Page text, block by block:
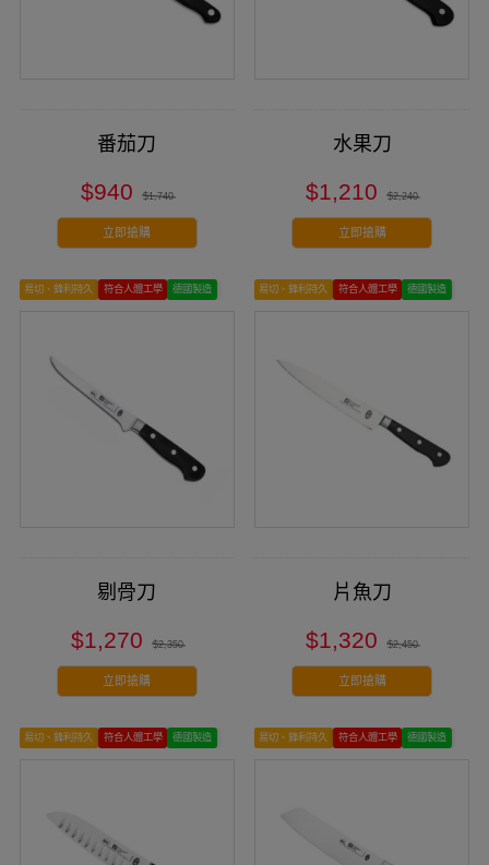
番茄刀
$940 $1,740
立即搶購
水果刀
$1,210 $2,240
立即搶購
易切、鋒利持久 符合人體工學 德國製造
剔骨刀
$1,270 $2,350
立即搶購
易切、鋒利持久 符合人體工學 德國製造
片魚刀
$1,320 $2,450
立即搶購
易切、鋒利持久 符合人體工學 德國製造 易切、鋒利持久 符合人體工學 德國製造